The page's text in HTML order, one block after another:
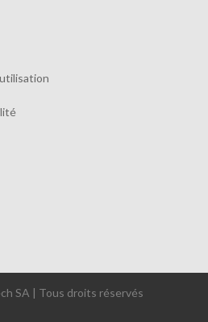
SA | Tous droits réservés